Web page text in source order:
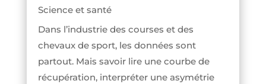
Science et santé
Dans l’industrie des courses et des
chevaux de sport, les données sont
partout. Mais savoir lire une courbe de
récupération, interpréter une asymétrie